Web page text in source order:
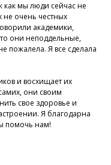
как мы люди сейчас не
не очень честных
академики,
они неподдельные,
пожалела. Я все сделала
и восхищает их
они своим
свое здоровье и
Я благодарна
помочь нам!